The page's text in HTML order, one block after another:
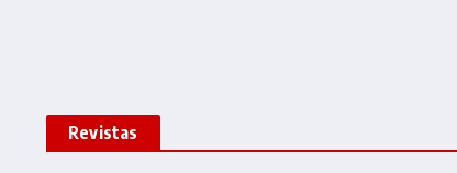
Revistas